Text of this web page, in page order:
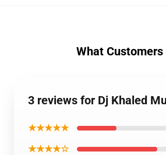
What Customers
3 reviews for Dj Khaled
★★★★★
★★★★☆